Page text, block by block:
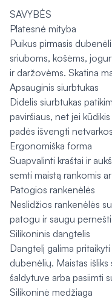
SAVYBĖS
Platesnė mityba
Puikus pirmasis
sriuboms, košėms,
ir daržovėms. Skatina
Apsauginis siurbtukas
Didelis siurbtukas
paviršiaus, net jei
padės išvengti
Ergonomiška forma
Suapvalinti kraštai ir
semti maistą rankomis
Patogios rankenėlės
Neslidžios rankenėlės
patogu ir saugu
Silikoninis dangtelis
Dangtelį galima
dubenėlių. Maistas išliks
šaldytuve arba pasiimti
Silikoninė medžiaga